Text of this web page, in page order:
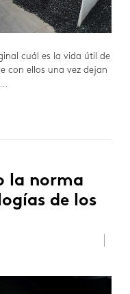
cuál es la vida útil de
con ellos una vez dejan
la norma
de los